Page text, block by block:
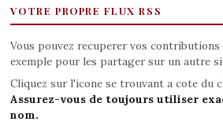
VOTRE PROPRE FLUX RSS
Vous pouvez recuperer vos contributions
exemple pour les partager sur un autre
Cliquez sur l'icone se trouvant a cote du
Assurez-vous de toujours utiliser
nom.